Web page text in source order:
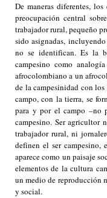
De maneras diferentes,
preocupación central
trabajador rural, pequeño
sido asignadas,
no se identifican. Es la
campesino como
afrocolombiano a un
de la campesinidad con
campo, con la tierra, se
para y por el campo –no
campesino. Ser agricultor
trabajador rural, ni
definen el ser
aparece como un paisaje
elementos de la cultura
un medio de reproducción
y social.